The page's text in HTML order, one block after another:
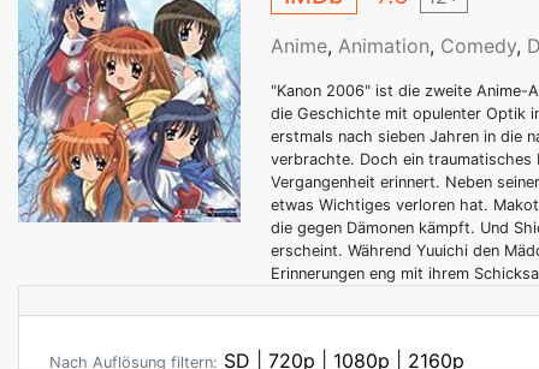
Anime, Animation, Comedy,
"Kanon 2006" ist die zweite Anime-
die Geschichte mit opulenter Optik
erstmals nach sieben Jahren in die
verbrachte. Doch ein
Vergangenheit erinnert. Neben
etwas Wichtiges verloren hat.
die gegen Dämonen kämpft. Und
erscheint. Während Yuuichi den
Erinnerungen eng mit ihrem
Nach Auflösung filtern: SD 720p 1080p 2160p